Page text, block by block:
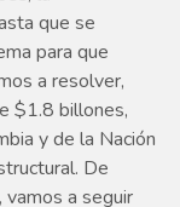
que se
para que
a resolver,
$1.8 billones,
y de la Nación
De
a seguir